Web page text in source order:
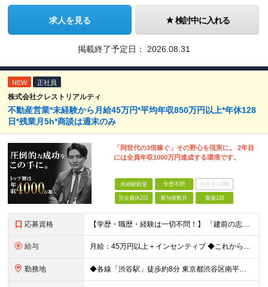
求人を見る 検討中に入れる
掲載終了予定日： 2026.08.31
NEW 正社員
株式会社クレストリアルティ
不動産営業*未経験から月給45万円*平均年収850万円以上*年休128
日*残業月5h*商談は週末のみ
「同世代の3倍稼ぐ」その野心を現実に。 2年目
には全員年収1000万円達成する環境です。
未経験歓迎 学歴不問 ベテランOK
完全週休2日 賞与複数月 面接1回
応募資格 【学歴・職歴・経験は一切不問！】 「建前の志望動機」は要りません！ ・学歴不問 ・第二新卒、フリーター歓迎 「稼いで良い生活がしたい」 「モテたい」など、 素直な本音をぶつけてください。
給与 月給：45万円以上＋インセンティブ ◆これから頑張る仲間への“先行投資”として、高水準の固定給を設定◆ ※固定残業20時間分5万300円含む ┗実際の残業時間は月5時間程度です ※超過分は別途支
勤務地 ◆各線「渋谷駅」徒歩約8分 東京都渋谷区南平台町3-13 渋谷STビル4階 (変更の範囲)上記を除く当社関連勤務地